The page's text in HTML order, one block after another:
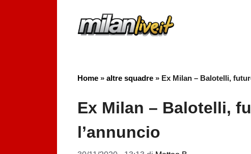
Home » altre squadre » Ex Milan – Balotelli,
Ex Milan – Balotelli,
l’annuncio